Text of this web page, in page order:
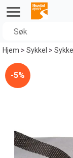
Hjem>Sykkel >
5%